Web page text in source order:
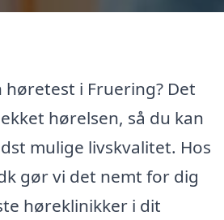
høretest i Fruering? Det
hørelsen, så du kan
mulige livskvalitet. Hos
gør vi det nemt for dig
høreklinikker i dit